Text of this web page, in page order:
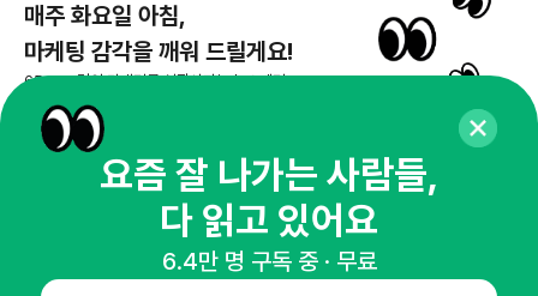
매주 화요일 아침,
마케팅 감각을 깨워 드릴게요!
65,043명의 마케터를 성장시키는 뉴스레터
뉴스레터 구독하기
요즘 잘 나가는 사람들,
다 읽고 있어요
6.4만 명 구독 중 · 무료